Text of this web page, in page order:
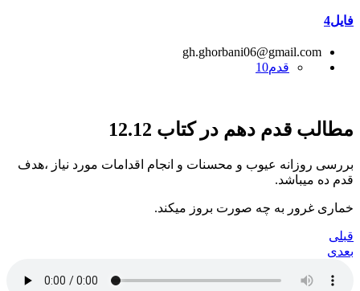
فایل4
gh.ghorbani06@gmail.com
قدم10
مطالب قدم دهم در کتاب 12.12
بررسی روزانه عیوب و محسنات و انجام اقدامات مورد نیاز ،هدف
قدم ده میباشد.
خماری غرور به چه صورت بروز میکند.
قبلی
بعدی